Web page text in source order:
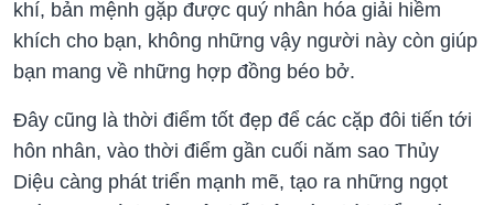
khí, bản mệnh gặp được quý nhân hóa giải hiềm
khích cho bạn, không những vậy người này còn giúp
bạn mang về những hợp đồng béo bở.
Đây cũng là thời điểm tốt đẹp để các cặp đôi tiến tới
hôn nhân, vào thời điểm gần cuối năm sao Thủy
Diệu càng phát triển mạnh mẽ, tạo ra những ngọt